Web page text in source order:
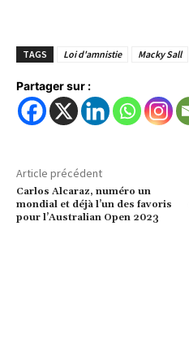
TAGS Loi d'amnistie Macky Sall
Partager sur :
Article précédent
Carlos Alcaraz, numéro un
mondial et déjà l’un des favoris
pour l’Australian Open 2023